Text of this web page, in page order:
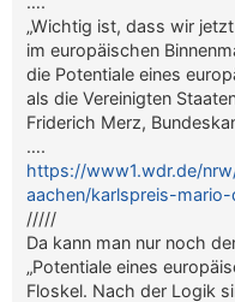
„Wichtig ist, dass wir
im europäischen
die Potentiale eines
als die Vereinigten
Friderich Merz,
….
https://www1.wdr.de/
aachen/karlspreis-
/////
Da kann man nur noch
„Potentiale eines
Floskel. Nach der Logik